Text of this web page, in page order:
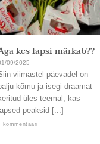
kes lapsi märkab??
09/2025
viimastel päevadel on
kõmu ja isegi draamat
üles teemal, kas
peaksid [...]
kommentaari